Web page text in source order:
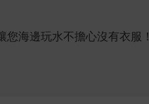
海邊玩水不擔心沒有衣服！